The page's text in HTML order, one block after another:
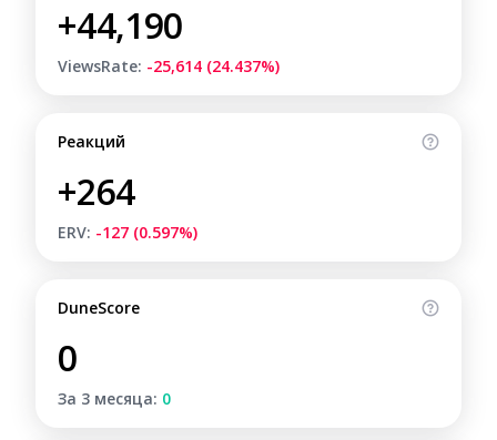
+44,190
ViewsRate: -25,614 (24.437%)
Реакций
+264
ERV: -127 (0.597%)
DuneScore
0
За 3 месяца: 0